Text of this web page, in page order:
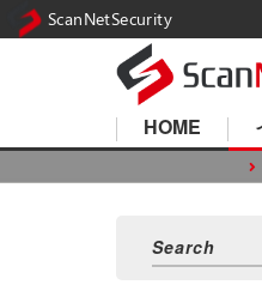
HOME
ScanNetSecurity